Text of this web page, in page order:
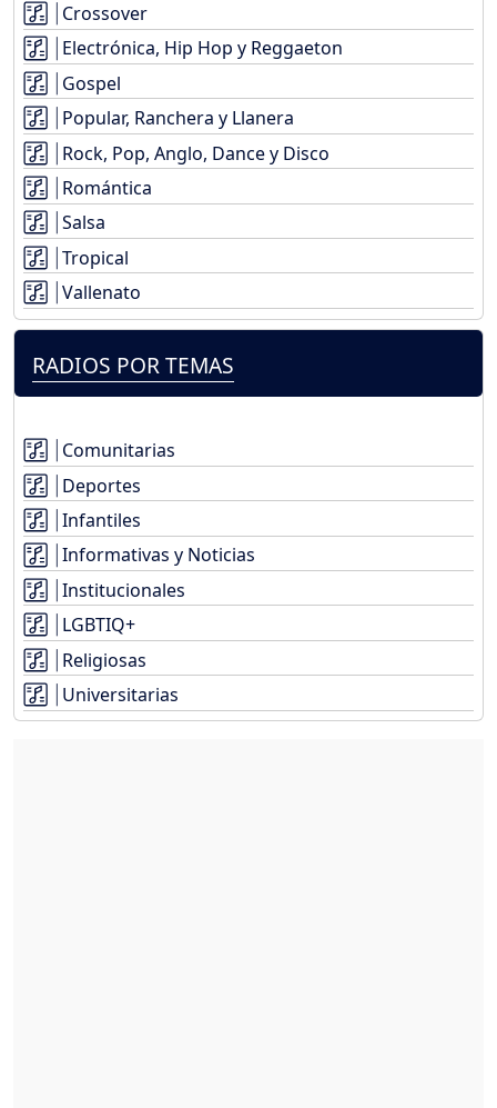
Crossover
Electrónica, Hip Hop y Reggaeton
Gospel
Popular, Ranchera y Llanera
Rock, Pop, Anglo, Dance y Disco
Romántica
Salsa
Tropical
Vallenato
RADIOS POR TEMAS
Comunitarias
Deportes
Infantiles
Informativas y Noticias
Institucionales
LGBTIQ+
Religiosas
Universitarias